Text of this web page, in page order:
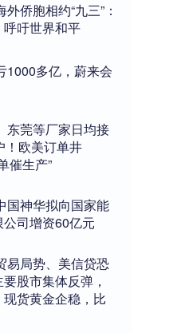
侨胞相约“九三”：
吁世界和平
1000多亿，蔚来会
东莞等厂家日均接
！欧美订单井
催生产”
国神华拟向国家能
司增资60亿元
易局势、美信贷恐
股市集体反弹，
货黄金企稳，比